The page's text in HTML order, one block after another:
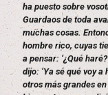
ha puesto sobre
Guardaos de toda
muchas cosas.
hombre rico, cuyas
a pensar: ‘¿Qué
dijo: ‘Ya sé qué voy
otros más grandes